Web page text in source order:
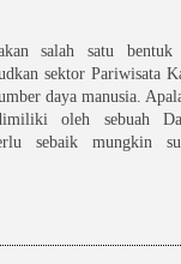
salah satu
sektor Pariwisata
daya manusia.
oleh sebuah
sebaik mungkin